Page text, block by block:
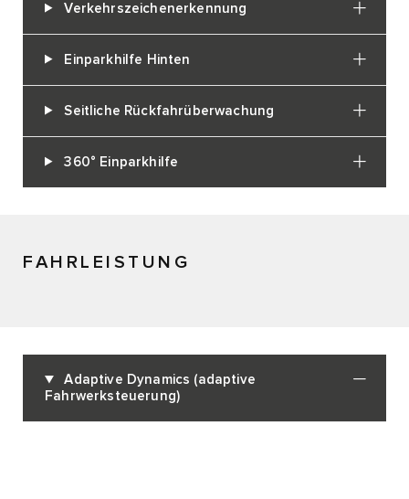
Verkehrszeichenerkennung
Einparkhilfe Hinten
Seitliche Rückfahrüberwachung
360° Einparkhilfe
FAHRLEISTUNG
Adaptive Dynamics (adaptive
Fahrwerksteuerung)